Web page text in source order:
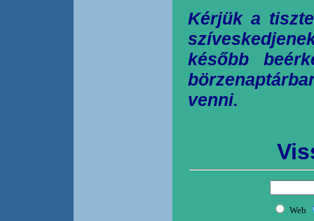
Kérjük a
később
venni.